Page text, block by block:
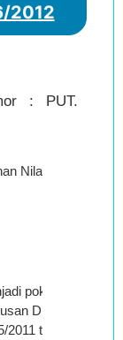
2012
: PUT.
Nilai
pokok sengketa
Direktur
2011 tanggal 03